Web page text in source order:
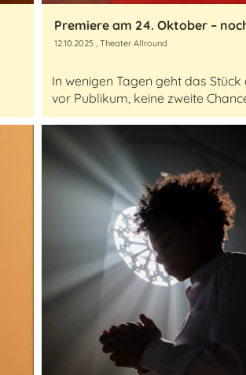
Premiere am 24. Oktober –
12.10.2025, Theater Allround
In wenigen Tagen geht das
vor Publikum, keine zweite